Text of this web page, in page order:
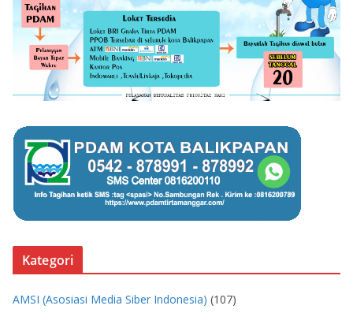
Kategori
AMSI (Asosiasi Media Siber Indonesia) (107)